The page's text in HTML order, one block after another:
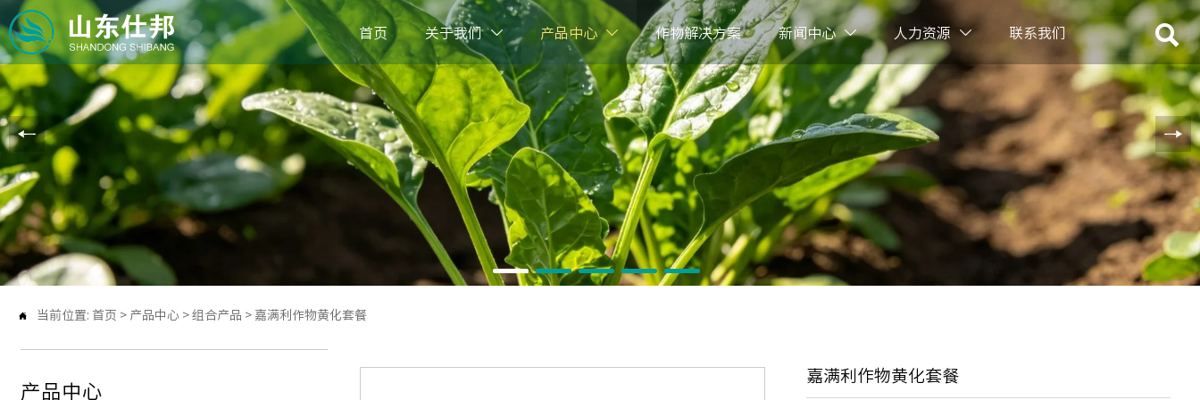
首页 关于我们  产品中心  作物解决方案 新闻中心  人力资源  联系我们 
 当前位置: 首页 > 产品中心 > 组合产品 > 嘉满利作物黄化套餐
产品中心
嘉满利作物黄化套餐